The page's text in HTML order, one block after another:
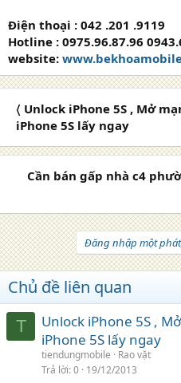
Điện thoại : 042 .201 .9119
Hotline : 0975.96.87.96
website:
〈 Unlock iPhone 5S , Mở
iPhone 5S lấy ngay
Cần bán gấp nhà c4
Đăng nhập một
Chủ đề liên quan
T
Unlock iPhone 5S ,
iPhone 5S lấy ngay
tiendungmobile
Rao vặt
Trả lời 0 19/12/2013